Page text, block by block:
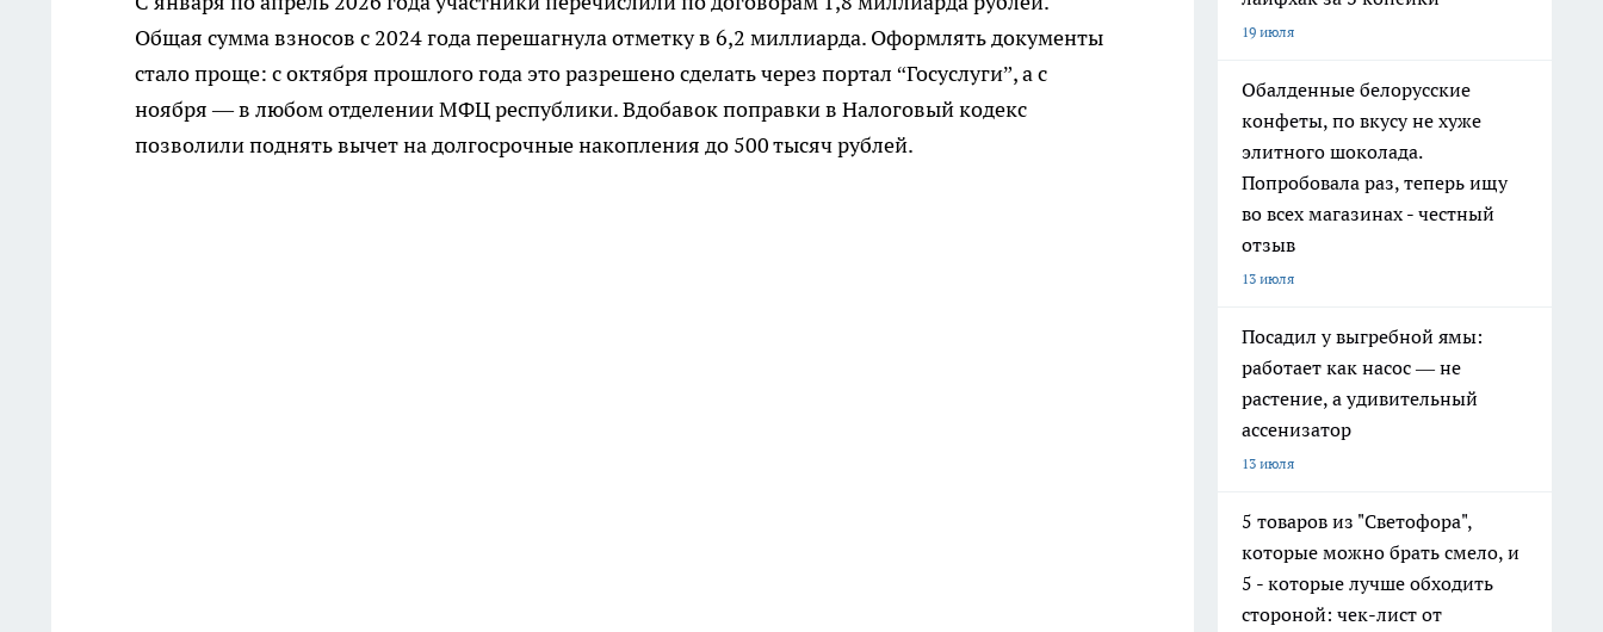
Общая сумма взносов с 2024 года перешагнула отметку в 6,2 миллиарда. Оформлять документы
стало проще: с октября прошлого года это разрешено сделать через портал “Госуслуги”, а с
ноября — в любом отделении МФЦ республики. Вдобавок поправки в Налоговый кодекс
позволили поднять вычет на долгосрочные накопления до 500 тысяч рублей.
19 июля
Обалденные белорусские
конфеты, по вкусу не хуже
элитного шоколада.
Попробовала раз, теперь ищу
во всех магазинах - честный
отзыв
13 июля
Посадил у выгребной ямы:
работает как насос — не
растение, а удивительный
ассенизатор
13 июля
5 товаров из "Светофора",
которые можно брать смело, и
5 - которые лучше обходить
стороной: чек-лист от